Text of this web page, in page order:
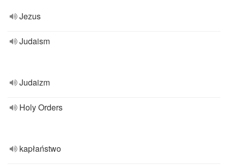
Jezus
Judaism
Judaizm
Holy Orders
kapłaństwo